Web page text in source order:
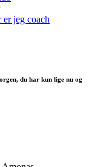
er jeg coach
du har kun lige nu og